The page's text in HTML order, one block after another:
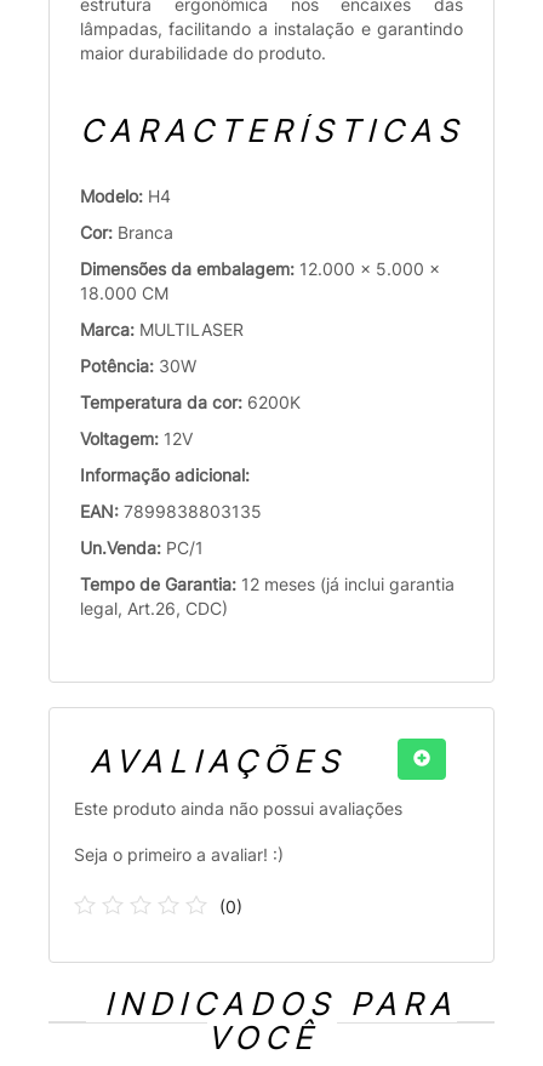
estrutura ergonômica nos encaixes das
lâmpadas, facilitando a instalação e garantindo
maior durabilidade do produto.
CARACTERÍSTICAS
Modelo: H4
Cor: Branca
Dimensões da embalagem: 12.000 x 5.000 x
18.000 CM
Marca: MULTILASER
Potência: 30W
Temperatura da cor: 6200K
Voltagem: 12V
Informação adicional:
EAN: 7899838803135
Un.Venda: PC/1
Tempo de Garantia: 12 meses (já inclui garantia
legal, Art.26, CDC)
AVALIAÇÕES
Este produto ainda não possui avaliações
Seja o primeiro a avaliar! :)
(0)
INDICADOS PARA
VOCÊ